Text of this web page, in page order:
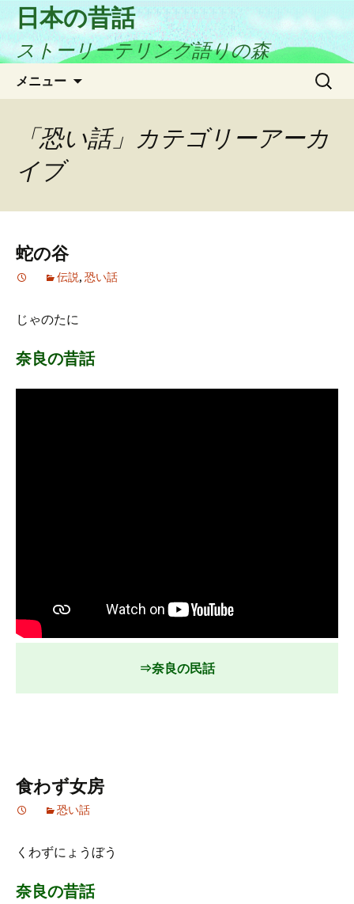
日本の昔話
ストーリーテリング語りの森
メニュー
ン
ツ
検
「恐い話」カテゴリーアーカ
イブ
蛇の谷
伝説, 恐い話
じゃのたに
奈良の昔話
⇒奈良の民話
食わず女房
恐い話
くわずにょうぼう
奈良の昔話